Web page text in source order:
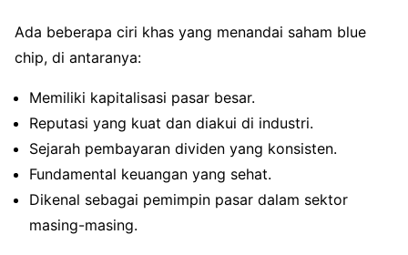
Ada beberapa ciri khas yang menandai saham blue
chip, di antaranya:
Memiliki kapitalisasi pasar besar.
Reputasi yang kuat dan diakui di industri.
Sejarah pembayaran dividen yang konsisten.
Fundamental keuangan yang sehat.
Dikenal sebagai pemimpin pasar dalam sektor
masing-masing.